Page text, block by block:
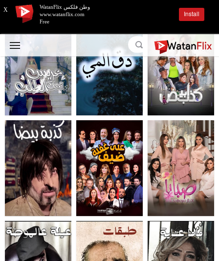
X
وطن فلكس WatanFlix
www.watanflix.com
Free
Install